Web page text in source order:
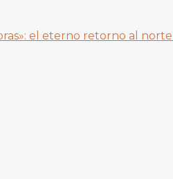
el eterno retorno al norte